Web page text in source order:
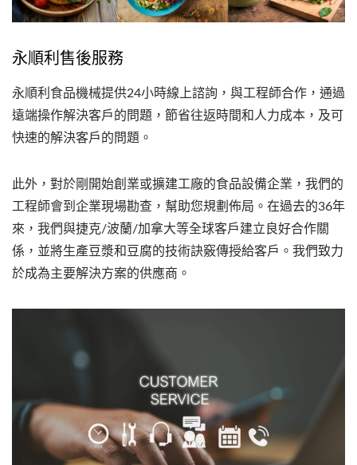
永順利售後服務
永順利食品機械提供24小時線上諮詢，與工程師合作，通過
遠端操作解決客戶的問題，節省往返時間和人力成本，及可
快速的解決客戶的問題。
此外，對於剛開始創業或擴建工廠的食品設備企業，我們的
工程師會到企業現場勘查，幫助您規劃佈局。在過去的36年
來，我們與捷克/波蘭/加拿大等全球客戶建立良好合作關
係，並將生產豆漿和豆腐的技術訣竅傳授給客戶。我們致力
於成為主要解決方案的供應商。